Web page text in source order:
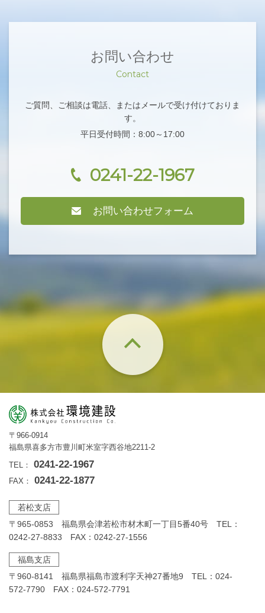
お問い合わせ
Contact
ご質問、ご相談は電話、またはメールで受け付けておりま
す。
平日受付時間：8:00～17:00
0241-22-1967
お問い合わせフォーム
〒966-0914
福島県喜多方市豊川町米室字西谷地2211-2
TEL：
0241-22-1967
FAX： 0241-22-1877
若松支店
〒965-0853 福島県会津若松市材木町一丁目5番40号 TEL：
0242-27-8833 FAX：0242-27-1556
福島支店
〒960-8141 福島県福島市渡利字天神27番地9 TEL：024-
572-7790 FAX：024-572-7791